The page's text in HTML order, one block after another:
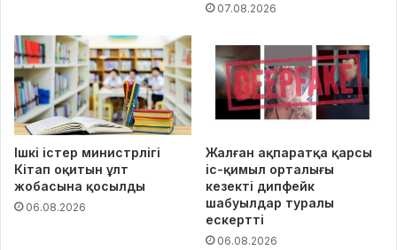
07.08.2026
Ішкі істер министрлігі
Кітап оқитын ұлт
жобасына қосылды
06.08.2026
Жалған ақпаратқа қарсы
іс-қимыл орталығы
кезекті дипфейк
шабуылдар туралы
ескертті
06.08.2026